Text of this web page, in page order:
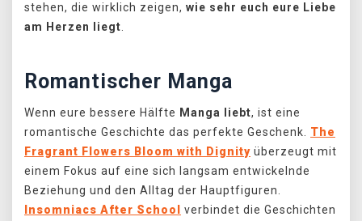
stehen, die wirklich zeigen, wie sehr euch eure Liebe
am Herzen liegt
Romantischer Manga
Wenn eure bessere Hälfte Manga liebt, ist eine
romantische Geschichte das perfekte Geschenk. The
Fragrant Flowers Bloom with Dignity überzeugt mit
einem Fokus auf eine sich langsam entwickelnde
Beziehung und den Alltag der Hauptfiguren.
Insomniacs After School
verbindet die Geschichten